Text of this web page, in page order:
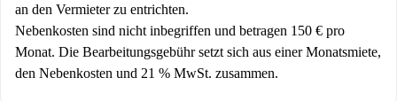
an den Vermieter zu entrichten.
Nebenkosten sind nicht inbegriffen und betragen 150 € pro
Monat. Die Bearbeitungsgebühr setzt sich aus einer Monatsmiete,
den Nebenkosten und 21 % MwSt. zusammen.